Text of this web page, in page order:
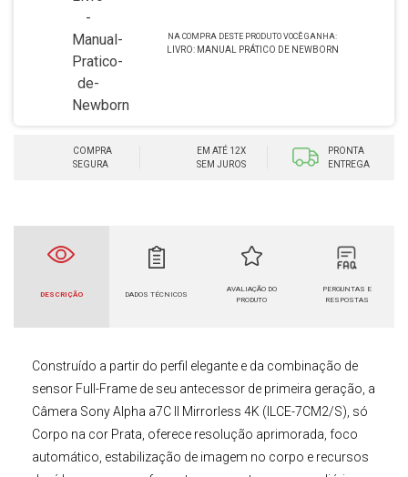
LIVRO: MANUAL PRÁTICO DE NEWBORN
COMPRA
SEGURA
EM ATÉ 12X
SEM JUROS
PRONTA
ENTREGA
DESCRIÇÃO DADOS TÉCNICOS
AVALIAÇÃO DO
PRODUTO
PERGUNTAS E
RESPOSTAS
Construído a partir do perfil elegante e da combinação de
sensor Full-Frame de seu antecessor de primeira geração, a
Câmera Sony Alpha a7C II Mirrorless 4K (ILCE-7CM2/S), só
Corpo na cor Prata, oferece resolução aprimorada, foco
automático, estabilização de imagem no corpo e recursos